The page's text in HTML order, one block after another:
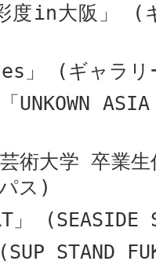
度in大阪」 (
」 ( ギャラリ
UNKOWN
術大学 卒業
ス )
」
(SEASIDE
(SUP STAND